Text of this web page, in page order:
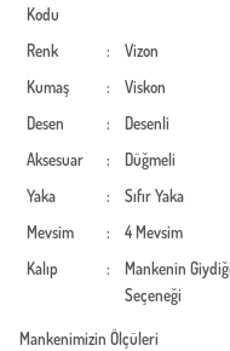
Kodu
Renk :
Vizon
Kumaş
:
Viskon
Desen
:
Desenli
Aksesuar
:
Düğmeli
Yaka
:
Sıfır Yaka
Mevsim
:
4 Mevsim
Kalıp
: Mankenin
Seçeneği
Mankenimizin Ölçüleri